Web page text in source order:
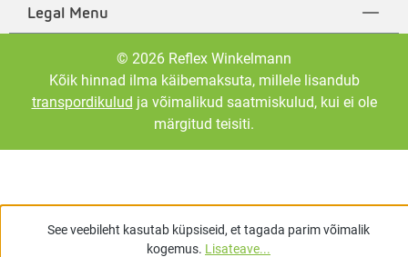
Legal Menu
© 2026 Reflex Winkelmann
Kõik hinnad ilma käibemaksuta, millele lisandub
transpordikulud ja võimalikud saatmiskulud, kui ei ole
märgitud teisiti.
See veebileht kasutab küpsiseid, et tagada parim võimalik
kogemus. Lisateave...